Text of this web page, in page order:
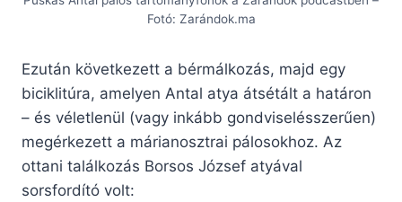
Fotó: Zarándok.ma
Ezután következett a bérmálkozás, majd egy
biciklitúra, amelyen Antal atya átsétált a határon
– és véletlenül (vagy inkább gondviselésszerűen)
megérkezett a márianosztrai pálosokhoz. Az
ottani találkozás Borsos József atyával
sorsfordító volt: